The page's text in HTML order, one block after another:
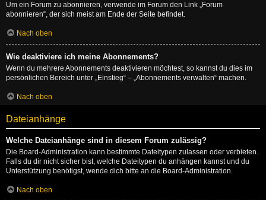
Um ein Forum zu abonnieren, verwende im Forum den Link „Forum
abonnieren“, der sich meist am Ende der Seite befindet.
Nach oben
Wie deaktiviere ich meine Abonnements?
Wenn du mehrere Abonnements deaktivieren möchtest, so kannst du dies im
persönlichen Bereich unter „Einstieg“ – „Abonnements verwalten“ machen.
Nach oben
Dateianhänge
Welche Dateianhänge sind in diesem Forum zulässig?
Die Board-Administration kann bestimmte Dateitypen zulassen oder verbieten.
Falls du dir nicht sicher bist, welche Dateitypen du anhängen kannst und du
Unterstützung benötigst, wende dich bitte an die Board-Administration.
Nach oben